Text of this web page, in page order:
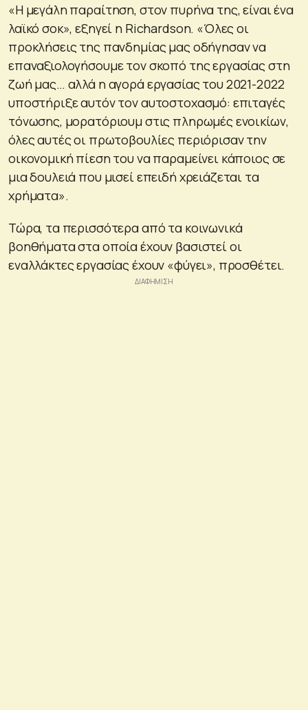
«Η μεγάλη παραίτηση, στον πυρήνα της, είναι ένα
λαϊκό σοκ», εξηγεί η Richardson. «Όλες οι
προκλήσεις της πανδημίας μας οδήγησαν να
επαναξιολογήσουμε τον σκοπό της εργασίας στη
ζωή μας… αλλά η αγορά εργασίας του 2021-2022
υποστήριξε αυτόν τον αυτοστοχασμό: επιταγές
τόνωσης, μορατόριουμ στις πληρωμές ενοικίων,
όλες αυτές οι πρωτοβουλίες περιόρισαν την
οικονομική πίεση του να παραμείνει κάποιος σε
μια δουλειά που μισεί επειδή χρειάζεται τα
χρήματα».
Τώρα, τα περισσότερα από τα κοινωνικά
βοηθήματα στα οποία έχουν βασιστεί οι
εναλλάκτες εργασίας έχουν «φύγει», προσθέτει.